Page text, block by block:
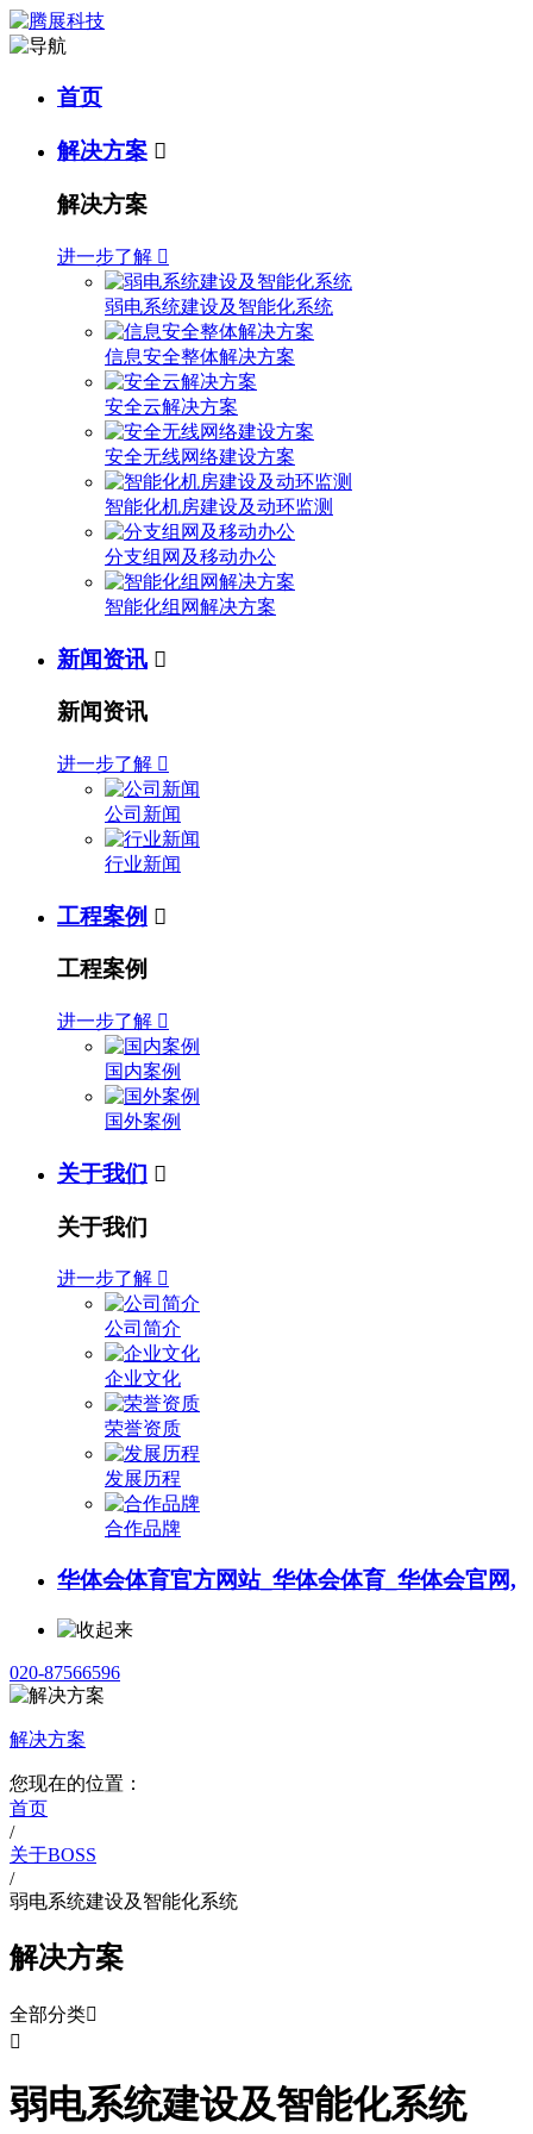
首页
解决方案 
解决方案
进一步了解 
弱电系统建设及智能化系统
信息安全整体解决方案
安全云解决方案
安全无线网络建设方案
智能化机房建设及动环监测
分支组网及移动办公
智能化组网解决方案
新闻资讯 
新闻资讯
进一步了解 
公司新闻
行业新闻
工程案例 
工程案例
进一步了解 
国内案例
国外案例
关于我们 
关于我们
进一步了解 
公司简介
企业文化
荣誉资质
发展历程
合作品牌
华体会体育官方网站_华体会体育_华体会官网,
020-87566596
解决方案
您现在的位置：
首页
/
关于BOSS
/
弱电系统建设及智能化系统
解决方案
全部分类

弱电系统建设及智能化系统